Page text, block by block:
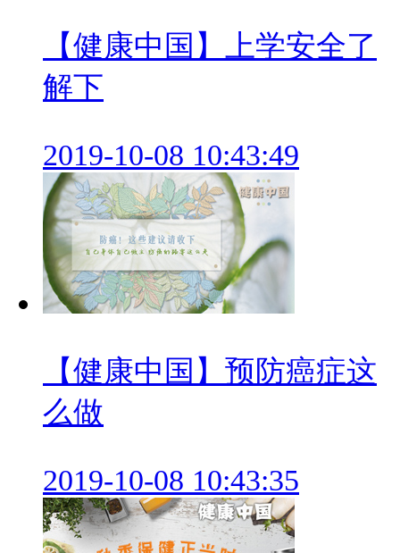
【健康中国】上学安全了
解下
2019-10-08 10:43:49
【健康中国】预防癌症这
么做
2019-10-08 10:43:35